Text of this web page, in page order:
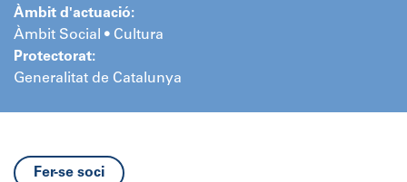
Àmbit d'actuació:
Àmbit Social • Cultura
Protectorat:
Generalitat de Catalunya
Fer-se soci